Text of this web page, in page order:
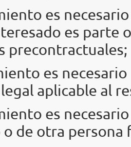
es
es parte
precontractuales;
es
aplicable al
es
de otra persona